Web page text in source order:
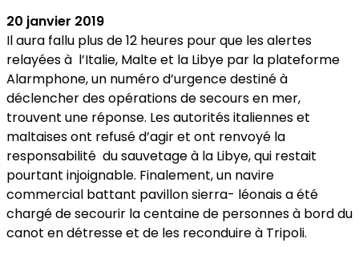
20 janvier 2019
Il aura fallu plus de 12 heures pour que les alertes
relayées à l’Italie, Malte et la Libye par la plateforme
Alarmphone, un numéro d’urgence destiné à
déclencher des opérations de secours en mer,
trouvent une réponse. Les autorités italiennes et
maltaises ont refusé d’agir et ont renvoyé la
responsabilité du sauvetage à la Libye, qui restait
pourtant injoignable. Finalement, un navire
commercial battant pavillon sierra- léonais a été
chargé de secourir la centaine de personnes à bord du
canot en détresse et de les reconduire à Tripoli.